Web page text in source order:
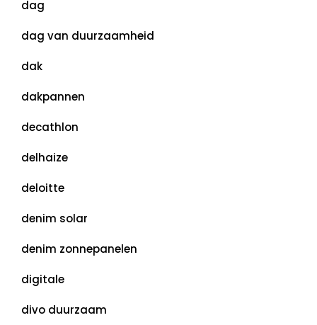
dag
dag van duurzaamheid
dak
dakpannen
decathlon
delhaize
deloitte
denim solar
denim zonnepanelen
digitale
divo duurzaam